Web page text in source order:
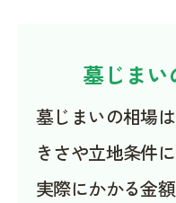
墓じまい
墓じまいの相場
きさや立地条件
実際にかかる金